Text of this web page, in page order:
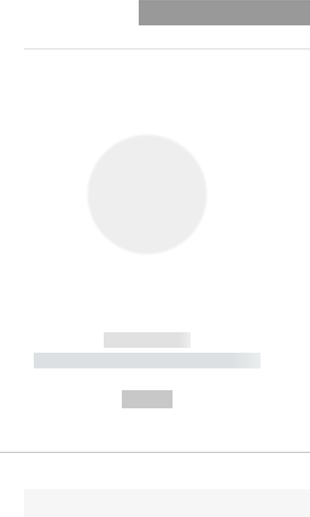
------------
----------- ----------- --------